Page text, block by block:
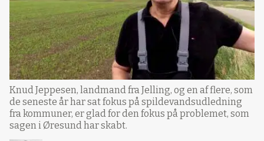
Knud Jeppesen, landmand fra Jelling, og en af flere, som
de seneste år har sat fokus på spildevandsudledning
fra kommuner, er glad for den fokus på problemet, som
sagen i Øresund har skabt.